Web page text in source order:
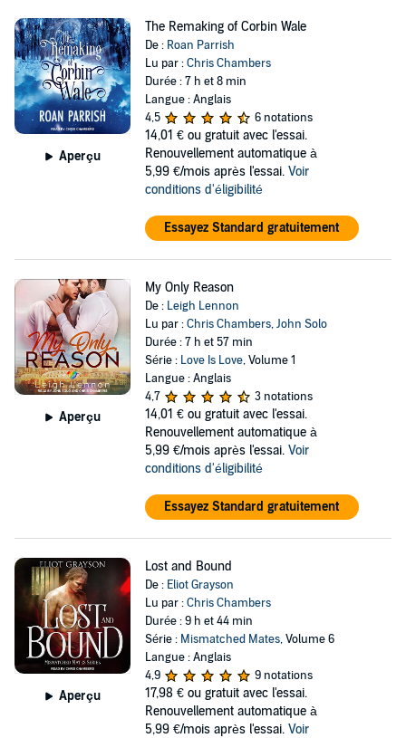
Aperçu
The Remaking of Corbin Wale
De : Roan Parrish
Lu par :Chris Chambers
Durée : 7 h et 8 min
Langue : Anglais
4,5
6 notations
14,01 € ou gratuit avec l'essai.
Renouvellement automatique à
5,99 €/mois après l'essai. Voir
conditions d'éligibilité
Essayez Standard gratuitement
Aperçu
My Only Reason
De : Leigh Lennon
Lu par :Chris Chambers,John Solo
Durée : 7 h et 57 min
Série : Love Is Love, Volume 1
Langue : Anglais
4,7
3 notations
14,01 € ou gratuit avec l'essai.
Renouvellement automatique à
5,99 €/mois après l'essai. Voir
conditions d'éligibilité
Essayez Standard gratuitement
Aperçu
Lost and Bound
De : Eliot Grayson
Lu par :Chris Chambers
Durée : 9 h et 44 min
Série : Mismatched Mates, Volume 6
Langue : Anglais
4,9
9 notations
17,98 € ou gratuit avec l'essai.
Renouvellement automatique à
5,99 €/mois après l'essai. Voir